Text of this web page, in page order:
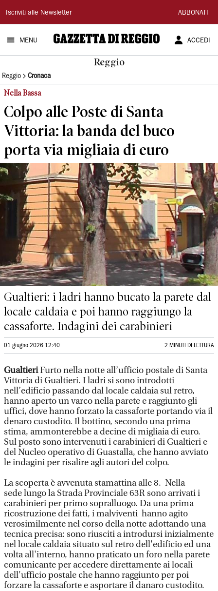
Gazzetta
di
Reggio
Iscriviti alle Newsletter ABBONATI
MENU ACCEDI
Reggio
Reggio Cronaca
Nella Bassa
Colpo alle Poste di Santa
Vittoria: la banda del buco
porta via migliaia di euro
Gualtieri: i ladri hanno bucato la parete dal
locale caldaia e poi hanno raggiungo la
cassaforte. Indagini dei carabinieri
01 giugno 2026 12:40 2 MINUTI DI LETTURA
GualtieriFurto nella notte all’ufficio postale di Santa
Vittoria di Gualtieri. I ladri si sono introdotti
nell’edificio passando dal locale caldaia sul retro,
hanno aperto un varco nella parete e raggiunto gli
uffici, dove hanno forzato la cassaforte portando via il
denaro custodito. Il bottino, secondo una prima
stima, ammonterebbe a decine di migliaia di euro.
Sul posto sono intervenuti i carabinieri di Gualtieri e
del Nucleo operativo di Guastalla, che hanno avviato
le indagini per risalire agli autori del colpo.
La scoperta è avvenuta stamattina alle 8. Nella
sede lungo la Strada Provinciale 63R sono arrivati i
carabinieri per primo sopralluogo. Da una prima
ricostruzione dei fatti, i malviventi hanno agito
verosimilmente nel corso della notte adottando una
tecnica precisa: sono riusciti a introdursi inizialmente
nel locale caldaia situato sul retro dell'edificio ed una
volta all'interno, hanno praticato un foro nella parete
comunicante per accedere direttamente ai locali
dell'ufficio postale che hanno raggiunto per poi
forzare la cassaforte e asportare il danaro custodito.